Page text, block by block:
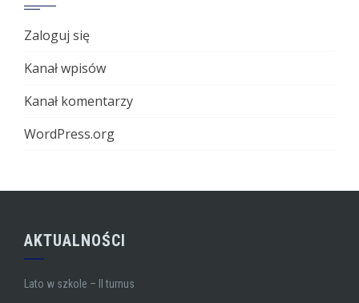
Zaloguj się
Kanał wpisów
Kanał komentarzy
WordPress.org
AKTUALNOŚCI
Lato w szkole – II turnus